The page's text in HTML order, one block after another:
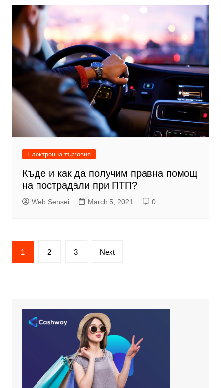
Електронна търговия
Къде и как да получим правна помощ
на пострадали при ПТП?
Web Sensei March 5, 2021 0
Posts
pagination
1 2 3 Next